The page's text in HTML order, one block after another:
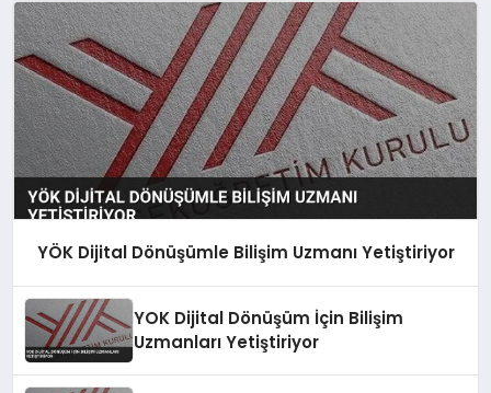
YÖK Dijital Dönüşümle Bilişim Uzmanı Yetiştiriyor
YOK Dijital Dönüşüm İçin Bilişim
Uzmanları Yetiştiriyor